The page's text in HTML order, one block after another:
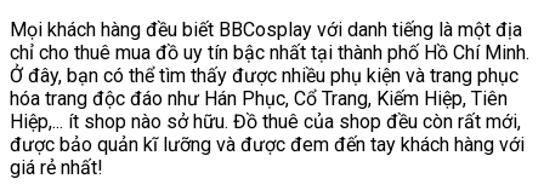
Mọi khách hàng đều biết BBCosplay với danh tiếng là một địa
chỉ cho thuê mua đồ uy tín bậc nhất tại thành phố Hồ Chí Minh.
Ở đây, bạn có thể tìm thấy được nhiều phụ kiện và trang phục
hóa trang độc đáo như Hán Phục, Cổ Trang, Kiếm Hiệp, Tiên
Hiệp,... ít shop nào sở hữu. Đồ thuê của shop đều còn rất mới,
được bảo quản kĩ lưỡng và được đem đến tay khách hàng với
giá rẻ nhất!